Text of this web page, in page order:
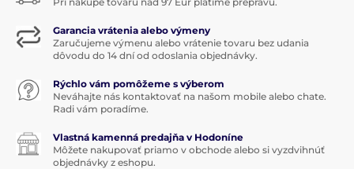
Garancia vrátenia alebo výmeny
Zaručujeme výmenu alebo vrátenie tovaru bez udania
dôvodu do 14 dní od odoslania objednávky.
Rýchlo vám pomôžeme s výberom
Neváhajte nás kontaktovať na našom mobile alebo chate.
Radi vám poradíme.
Vlastná kamenná predajňa v Hodoníne
Môžete nakupovať priamo v obchode alebo si vyzdvihnúť
objednávky z eshopu.